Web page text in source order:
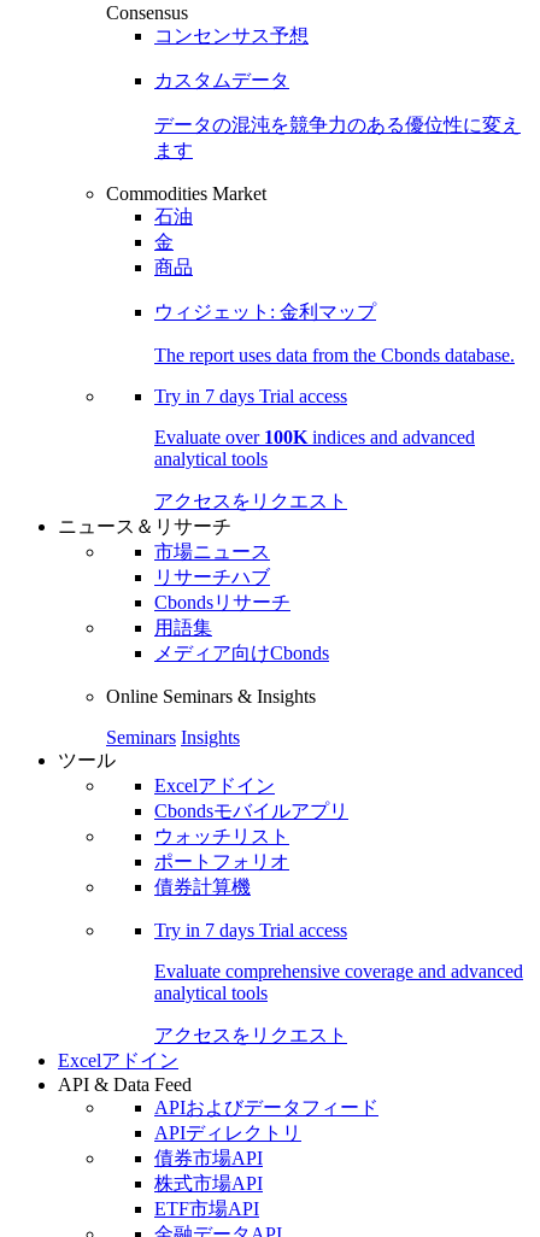
Consensus
コンセンサス予想
カスタムデータ
データの混沌を競争力のある優位性に変え
ます
Commodities Market
石油
金
商品
ウィジェット: 金利マップ
The report uses data from the Cbonds database.
Try in 7 days Trial access
Evaluate over 100K indices and advanced
analytical tools
アクセスをリクエスト
ニュース＆リサーチ
市場ニュース
リサーチハブ
Cbondsリサーチ
用語集
メディア向けCbonds
Online Seminars & Insights
Seminars Insights
ツール
Excelアドイン
Cbondsモバイルアプリ
ウォッチリスト
ポートフォリオ
債券計算機
Try in 7 days Trial access
Evaluate comprehensive coverage and advanced
analytical tools
アクセスをリクエスト
Excelアドイン
API & Data Feed
APIおよびデータフィード
APIディレクトリ
債券市場API
株式市場API
ETF市場API